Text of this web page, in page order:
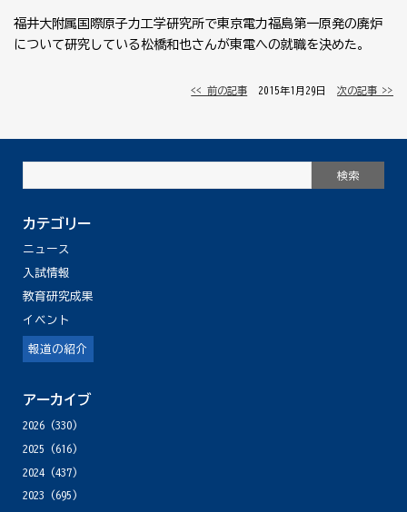
福井大附属国際原子力工学研究所で東京電力福島第一原発の廃炉
について研究している松橋和也さんが東電への就職を決めた。
<< 前の記事 │ 2015年1月29日 │次の記事 >>
カテゴリー
ニュース
入試情報
教育研究成果
イベント
報道の紹介
アーカイブ
2026(330)
2025 (616)
2024(437)
2023 (695)